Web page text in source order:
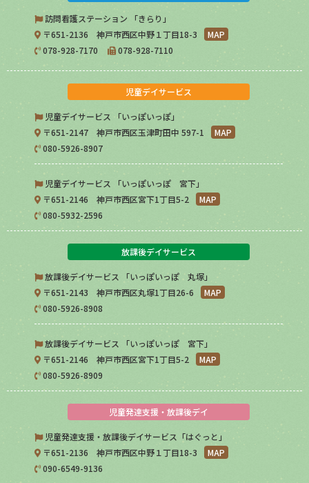
訪問看護ステーション 「きらり」
〒651-2136 神戸市西区中野１丁目18-3
MAP
078-928-7170
078-928-7110
児童デイサービス
児童デイサービス 「いっぽいっぽ」
〒651-2147 神戸市西区玉津町田中 597-1
MAP
080-5926-8907
児童デイサービス 「いっぽいっぽ 宮下」
〒651-2146 神戸市西区宮下1丁目5-2
MAP
080-5932-2596
放課後デイサービス
放課後デイサービス 「いっぽいっぽ 丸塚」
〒651-2143 神戸市西区丸塚1丁目26-6
MAP
080-5926-8908
放課後デイサービス 「いっぽいっぽ 宮下」
〒651-2146 神戸市西区宮下1丁目5-2
MAP
080-5926-8909
児童発達支援・放課後デイ
児童発達支援・放課後デイサービス「はぐっと」
〒651-2136 神戸市西区中野１丁目18-3
MAP
090-6549-9136